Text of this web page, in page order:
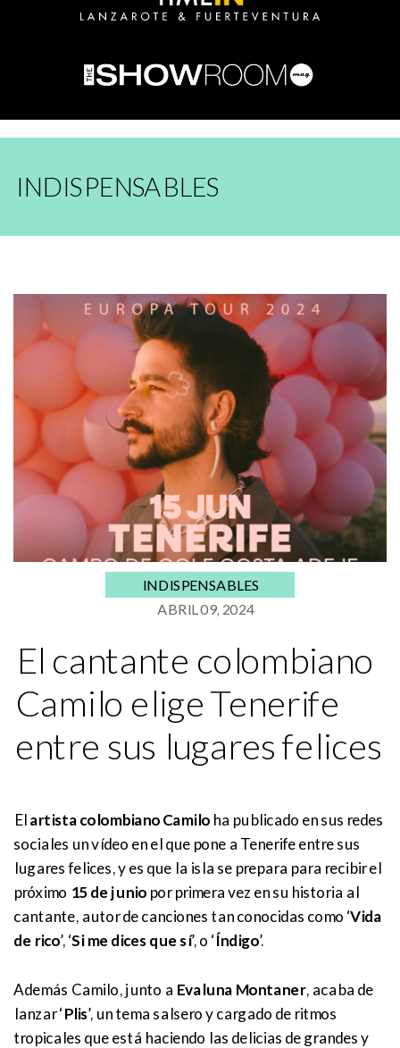
INDISPENSABLES
INDISPENSABLES
ABRIL 09, 2024
El cantante colombiano
Camilo elige Tenerife
entre sus lugares felices
Elartista colombiano Camilo ha publicado en sus redes
sociales un vídeo en el que pone a Tenerife entre sus
lugares felices, y es que la isla se prepara para recibir el
próximo 15 de junio por primera vez en su historia al
cantante, autor de canciones tan conocidas como ‘Vida
de rico’, ‘Si me dices que sí’, o ‘Índigo’.
Además Camilo, junto a Evaluna Montaner, acaba de
lanzar ‘Plis’, un tema salsero y cargado de ritmos
tropicales que está haciendo las delicias de grandes y